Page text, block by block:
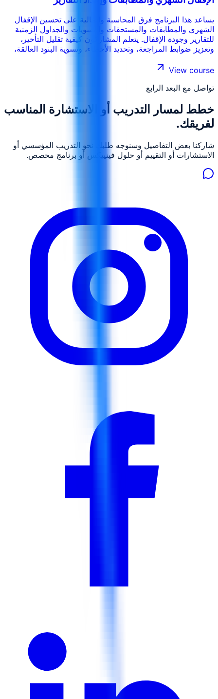
يساعد هذا البرنامج فرق المحاسبة والمالية على تحسين الإقفال
الشهري والمطابقات والمستحقات والتسويات والجداول الزمنية
للتقارير وجودة الإقفال. يتعلم المشاركون كيفية تقليل التأخير،
وتعزيز ضوابط المراجعة، وتحديد الأخطاء، وتسوية البنود العالقة،
View course
تواصل مع البعد الرابع
خطط لمسار التدريب أو الاستشارة المناسب
لفريقك.
شاركنا بعض التفاصيل وسنوجه طلبك نحو التدريب المؤسسي أو
الاستشارات أو التقييم أو حلول فينييكس أو برنامج مخصص.